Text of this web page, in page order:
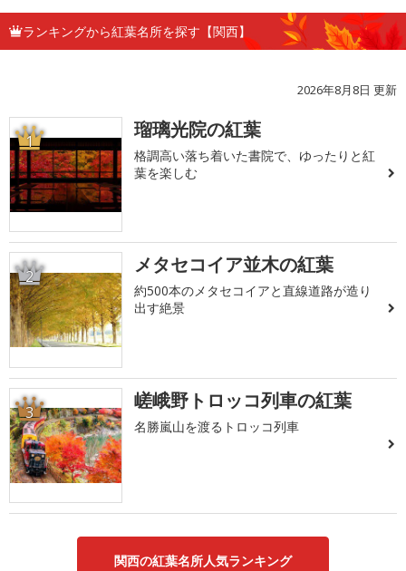
ランキングから紅葉名所を探す【関西】
2026年8月8日 更新
1 瑠璃光院の紅葉
格調高い落ち着いた書院で、ゆったりと紅
葉を楽しむ
2 メタセコイア並木の紅葉
約500本のメタセコイアと直線道路が造り
出す絶景
3 嵯峨野トロッコ列車の紅葉
名勝嵐山を渡るトロッコ列車
関西の紅葉名所人気ランキング